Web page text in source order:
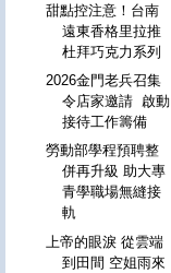
甜點控注意！台南
遠東香格里拉推
杜拜巧克力系列
2026金門老兵召集
令店家邀請 啟動
接待工作籌備
勞動部學程預聘整
併再升級 助大專
青學職場無縫接
軌
上帝的眼淚 從雲端
到田間 空姐雨來